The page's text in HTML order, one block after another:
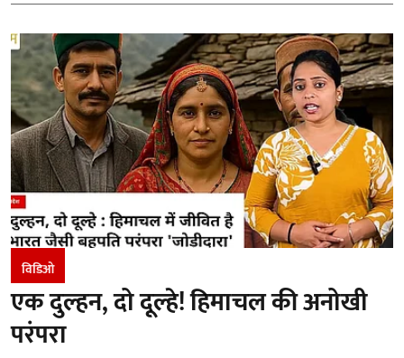
विडिओ
एक दुल्हन, दो दूल्हे! हिमाचल की अनोखी
परंपरा